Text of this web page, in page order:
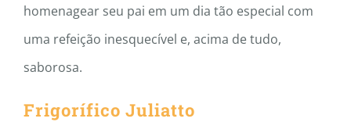
homenagear seu pai em um dia tão especial com
uma refeição inesquecível e, acima de tudo,
saborosa.
Frigorífico Juliatto